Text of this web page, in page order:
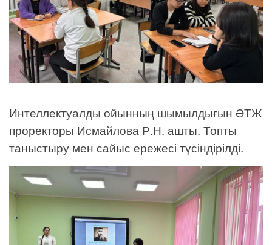
Интеллектуалды ойынның шымылдығын ӘТЖ
проректоры Исмайлова Р.Н. ашты. Топты
таныстыру мен сайыс ережесі түсіндірілді.